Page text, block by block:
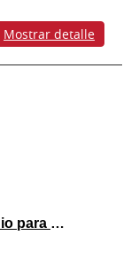
Mostrar detalle
Usos de la caja de cocina de aluminio para acampar al aire libre